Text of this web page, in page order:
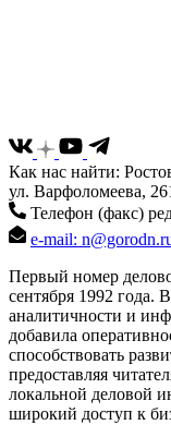
Как нас найти:
ул. Варфоломеева,
Телефон (факс)
e-mail:
Первый номер
сентября 1992 года.
аналитичности и
добавила
способствовать
предоставляя
локальной деловой
широкий доступ к